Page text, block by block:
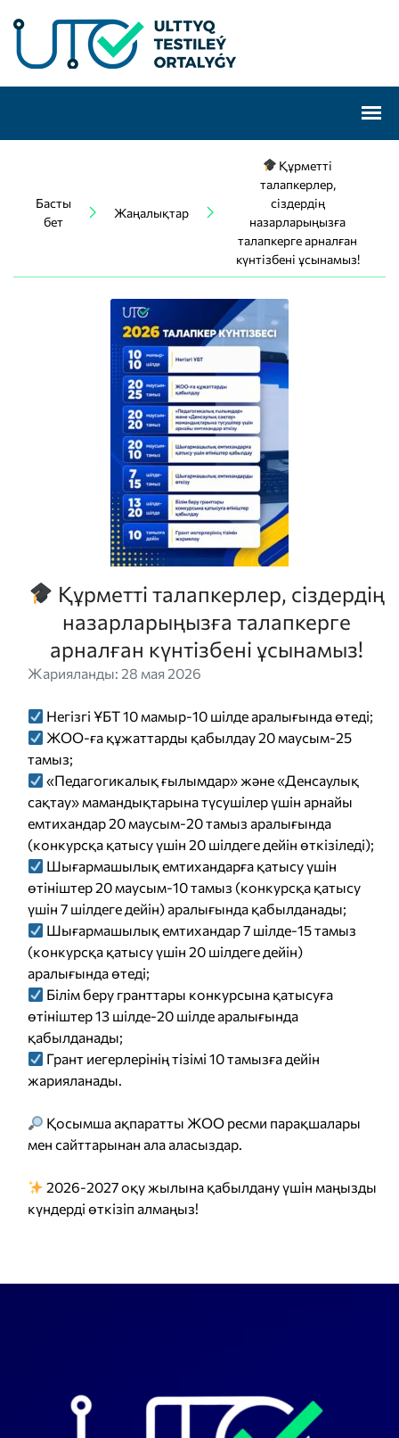
Басты
бет
Жаңалықтар
Құрметті
талапкерлер,
сіздердің
назарларыңызға
талапкерге арналған
күнтізбені ұсынамыз!
Құрметті талапкерлер, сіздердің
назарларыңызға талапкерге
арналған күнтізбені ұсынамыз!
Жарияланды: 28 мая 2026
Негізгі ҰБТ 10 мамыр-10 шілде аралығында өтеді;
ЖОО-ға құжаттарды қабылдау 20 маусым-25
тамыз;
«Педагогикалық ғылымдар» және «Денсаулық
сақтау» мамандықтарына түсушілер үшін арнайы
емтихандар 20 маусым-20 тамыз аралығында
(конкурсқа қатысу үшін 20 шілдеге дейін өткізіледі);
Шығармашылық емтихандарға қатысу үшін
өтініштер 20 маусым-10 тамыз (конкурсқа қатысу
үшін 7 шілдеге дейін) аралығында қабылданады;
Шығармашылық емтихандар 7 шілде-15 тамыз
(конкурсқа қатысу үшін 20 шілдеге дейін)
аралығында өтеді;
Білім беру гранттары конкурсына қатысуға
өтініштер 13 шілде-20 шілде аралығында
қабылданады;
Грант иегерлерінің тізімі 10 тамызға дейін
жарияланады.
Қосымша ақпаратты ЖОО ресми парақшалары
мен сайттарынан ала аласыздар.
2026-2027 оқу жылына қабылдану үшін маңызды
күндерді өткізіп алмаңыз!